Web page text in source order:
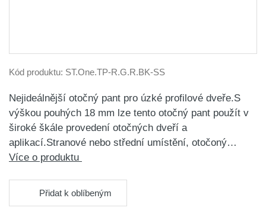
Kód produktu: ST.One.TP-R.G.R.BK-SS
Nejideálnější otočný pant pro úzké profilové dveře.S
výškou pouhých 18 mm lze tento otočný pant použít v
široké škále provedení otočných dveří a
aplikací.Stranové nebo střední umístění, otočoný…
Více o produktu
Přidat k oblíbeným